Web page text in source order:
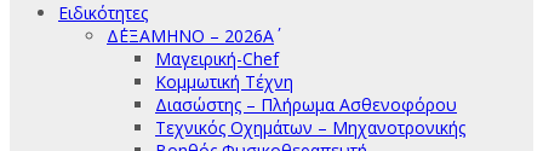
Ειδικότητες
Δ΄ΕΞΑΜΗΝΟ – 2026Α΄
Μαγειρική-Chef
Κομμωτική Τέχνη
Διασώστης – Πλήρωμα Ασθενοφόρου
Τεχνικός Οχημάτων – Μηχανοτρονικής